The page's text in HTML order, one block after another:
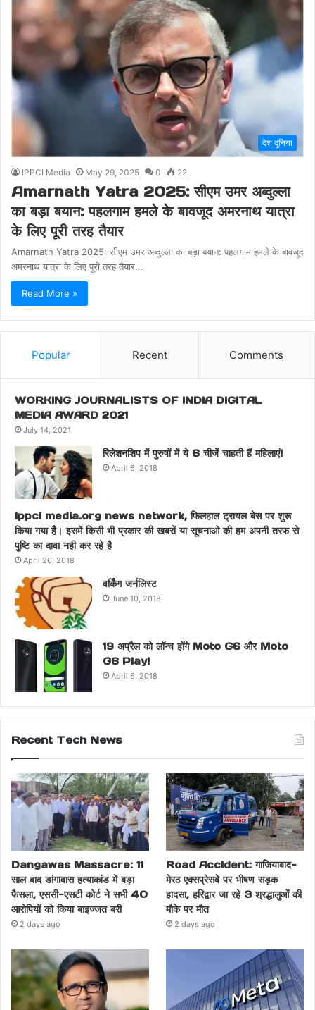
देश दुनिया
IPPCI Media May 29, 2025 0 22
Amarnath Yatra 2025: सीएम उमर अब्दुल्ला
का बड़ा बयान: पहलगाम हमले के बावजूद अमरनाथ यात्रा
के लिए पूरी तरह तैयार
Amarnath Yatra 2025: सीएम उमर अब्दुल्ला का बड़ा बयान: पहलगाम हमले के बावजूद
अमरनाथ यात्रा के लिए पूरी तरह तैयार…
Read More »
Popular Recent Comments
WORKING JOURNALISTS OF INDIA DIGITAL
MEDIA AWARD 2021
July 14, 2021
रिलेशनशिप में पुरुषों में ये 6 चीजें चाहती हैं महिलाएं!
April 6, 2018
ippci media.org news network, फिलहाल ट्रायल बेस पर शुरू
किया गया है। इसमें किसी भी प्रकार की खबरों या सूचनाओ की हम अपनी तरफ से
पुष्टि का दावा नही कर रहे है
April 26, 2018
वर्किंग जर्नलिस्ट
June 10, 2018
19 अप्रैल को लॉन्च होंगे Moto G6 और Moto
G6 Play!
April 6, 2018
Recent Tech News
Dangawas Massacre: 11
साल बाद डांगावास हत्याकांड में बड़ा
फैसला, एससी-एसटी कोर्ट ने सभी 40
आरोपियों को किया बाइज्जत बरी
2 days ago
Road Accident: गाजियाबाद-
मेरठ एक्सप्रेसवे पर भीषण सड़क
हादसा, हरिद्वार जा रहे 3 श्रद्धालुओं की
मौके पर मौत
2 days ago